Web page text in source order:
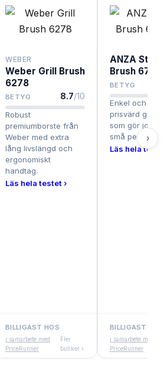
WEBER
Weber Grill Brush
6278
BETYG 8.7/10
Robust
premiumborste från
Weber med extra
lång livslängd och
ergonomiskt
handtag.
Läs hela testet ›
BILLIGAST HOS
i samarbete med
PriceRunner
Fler
butiker ›
ANZA Steel
Brush
BETYG
Enkel och
prisvärd
som gör
små pengar.
Läs hela
BILLIGAST HOS
i samarbete med
PriceRunner
›